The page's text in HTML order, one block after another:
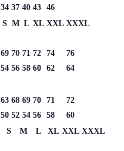
34 37 40 43 46
S M L XL XXL XXXL
69 70 71 72 74
76
54 56 58 60 62
64
63 68 69 70 71
72
50 52 54 56 58
60
S M L XL XXL XXXL